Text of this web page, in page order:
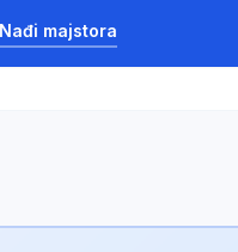
Nađi majstora